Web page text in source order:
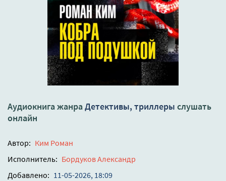
Аудиокнига жанра Детективы, триллеры слушать
онлайн
Автор: Ким Роман
Исполнитель: Бордуков Александр
Добавлено: 11-05-2026, 18:09